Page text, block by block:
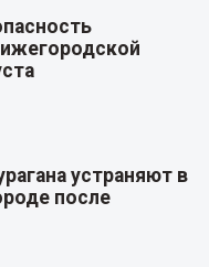
устраняют в
после